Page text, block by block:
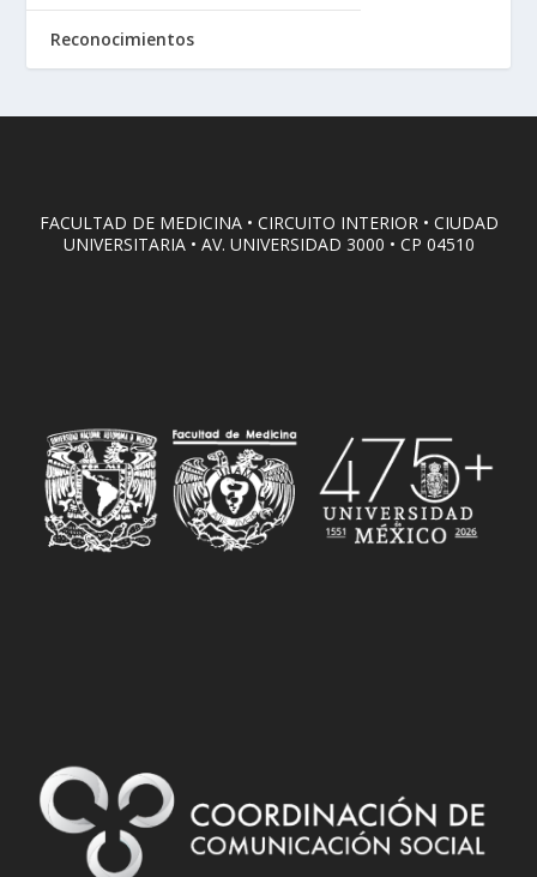
Reconocimientos
FACULTAD DE MEDICINA • CIRCUITO INTERIOR • CIUDAD
UNIVERSITARIA • AV. UNIVERSIDAD 3000 • CP 04510